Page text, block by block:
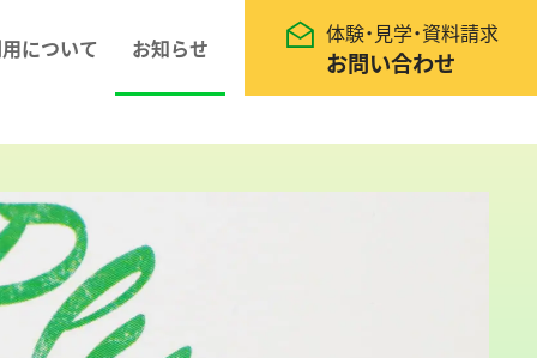
について お知らせ
体験・見学・資料請求
お問い合わせ